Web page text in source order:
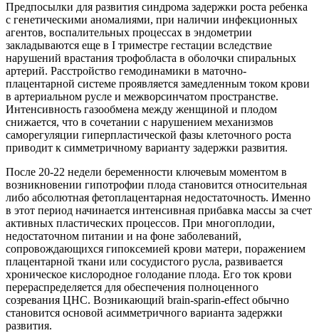
Предпосылки для развития синдрома задержки роста ребенка
с генетическими аномалиями, при наличии инфекционных
агентов, воспалительных процессах в эндометрии
закладываются еще в I триместре гестации вследствие
нарушений врастания трофобласта в оболочки спиральных
артерий. Расстройство гемодинамики в маточно-
плацентарной системе проявляется замедленным током крови
в артериальном русле и межворсинчатом пространстве.
Интенсивность газообмена между женщиной и плодом
снижается, что в сочетании с нарушением механизмов
саморегуляции гиперпластической фазы клеточного роста
приводит к симметричному варианту задержки развития.
После 20-22 недели беременности ключевым моментом в
возникновении гипотрофии плода становится относительная
либо абсолютная фетоплацентарная недостаточность. Именно
в этот период начинается интенсивная прибавка массы за счет
активных пластических процессов. При многоплодии,
недостаточном питании и на фоне заболеваний,
сопровождающихся гипоксемией крови матери, поражением
плацентарной ткани или сосудистого русла, развивается
хроническое кислородное голодание плода. Его ток крови
перераспределяется для обеспечения полноценного
созревания ЦНС. Возникающий brain-sparin-effect обычно
становится основой асимметричного варианта задержки
развития.